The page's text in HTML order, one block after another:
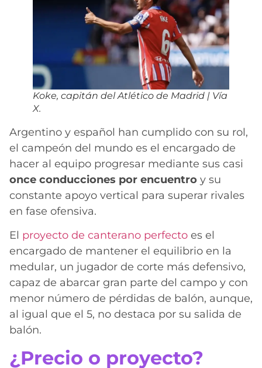
Koke, capitán del Atlético de Madrid | Vía
X.
Argentino y español han cumplido con su rol,
el campeón del mundo es el encargado de
hacer al equipo progresar mediante sus casi
once conducciones por encuentro y su
constante apoyo vertical para superar rivales
en fase ofensiva.
El proyecto de canterano perfecto es el
encargado de mantener el equilibrio en la
medular, un jugador de corte más defensivo,
capaz de abarcar gran parte del campo y con
menor número de pérdidas de balón, aunque,
al igual que el 5, no destaca por su salida de
balón.
¿Precio o proyecto?